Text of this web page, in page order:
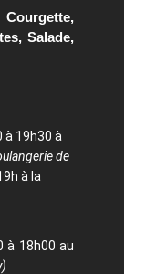
Salade,
à 19h30 à
de
à la
à 18h00 au